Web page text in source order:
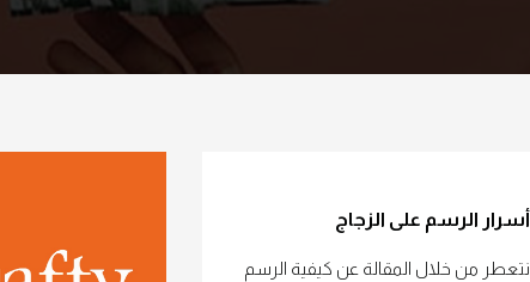
أسرار الرسم على الزجاج
نتعطر من خلال المقالة عن كيفية الرسم